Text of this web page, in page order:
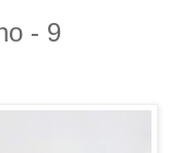
- 9